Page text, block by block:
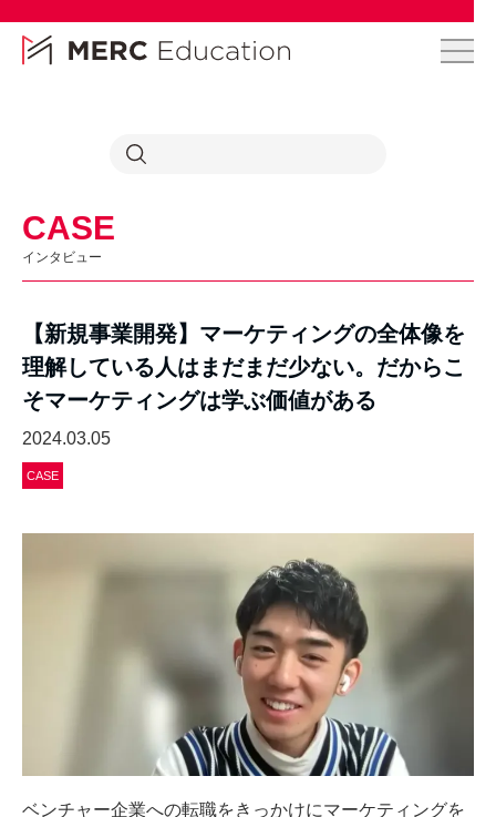
CASE
インタビュー
【新規事業開発】マーケティングの全体像を
理解している人はまだまだ少ない。だからこ
そマーケティングは学ぶ価値がある
2024.03.05
CASE
ベンチャー企業への転職をきっかけにマーケティングを